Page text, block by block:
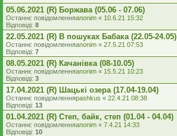
05.06.2021 (R) Боржава (05.06 - 07.06)
Останнє повідомленняanonim « 10.6.21 15:32
Відповіді: 8
22.05.2021 (R) В пошуках Бабака (22.05-24.05)
Останнє повідомленняanonim « 27.5.21 07:53
Відповіді: 7
08.05.2021 (R) Качанівка (08-10.05)
Останнє повідомленняanonim « 15.5.21 10:23
Відповіді: 3
17.04.2021 (R) Шацькі озера (17.04-19.04)
Останнє повідомленняpashkus « 22.4.21 08:38
Відповіді: 13
01.04.2021 (R) Степ, байк, степ (01.04 - 04.04)
Останнє повідомленняanonim « 7.4.21 14:33
Відповіді: 10